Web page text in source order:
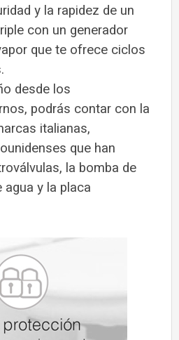
y la rapidez de un
con un generador
que te ofrece ciclos
desde los
podrás contar con la
italianas,
que han
la bomba de
y la placa